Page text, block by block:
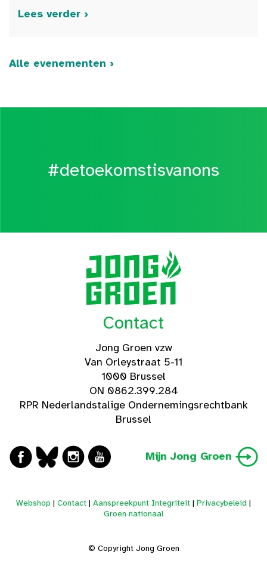
Lees verder ›
Alle evenementen ›
#detoekomstisvanons
Contact
Jong Groen vzw
Van Orleystraat 5-11
1000 Brussel
ON 0862.399.284
RPR Nederlandstalige Ondernemingsrechtbank
Brussel
Mijn Jong Groen
Webshop | Contact | Aanspreekpunt Integriteit | Privacybeleid |
Groen nationaal
© Copyright Jong Groen